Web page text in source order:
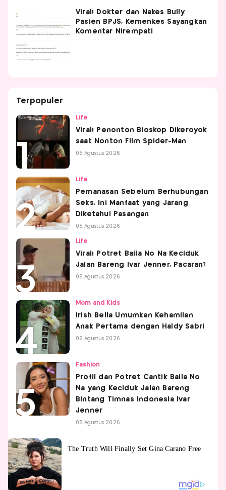
Viral! Dokter dan Nakes Bully
Pasien BPJS, Kemenkes Sayangkan
Komentar Nirempati
Terpopuler
Life
Viral! Penonton Bioskop Dikeroyok
saat Nonton Film Spider-Man
05 Agustus 2026
Life
Pemanasan Sebelum Berhubungan
Seks, Ini Manfaat yang Jarang
Diketahui Pasangan
05 Agustus 2026
Life
Viral! Potret Baila No Na Keciduk
Jalan Bareng Ivar Jenner, Pacaran?
05 Agustus 2026
Mom and Kids
Irish Bella Umumkan Kehamilan
Anak Pertama dengan Haldy Sabri
06 Agustus 2026
Fashion
Profil dan Potret Cantik Baila No
Na yang Keciduk Jalan Bareng
Bintang Timnas Indonesia Ivar
Jenner
05 Agustus 2026